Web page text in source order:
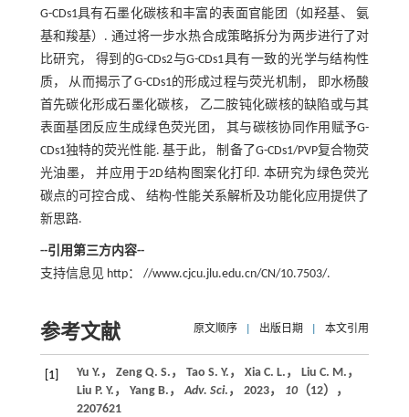
G-CDs1具有石墨化碳核和丰富的表面官能团（如羟基、 氨
基和羧基）. 通过将一步水热合成策略拆分为两步进行了对
比研究， 得到的G-CDs2与G-CDs1具有一致的光学与结构性
质， 从而揭示了G-CDs1的形成过程与荧光机制， 即水杨酸
首先碳化形成石墨化碳核， 乙二胺钝化碳核的缺陷或与其
表面基团反应生成绿色荧光团， 其与碳核协同作用赋予G-
CDs1独特的荧光性能. 基于此， 制备了G-CDs1/PVP复合物荧
光油墨， 并应用于2D结构图案化打印. 本研究为绿色荧光
碳点的可控合成、 结构-性能关系解析及功能化应用提供了
新思路.
--引用第三方内容--
支持信息见 http： //www.cjcu.jlu.edu.cn/CN/10.7503/.
参考文献 原文顺序 出版日期 本文引用
[1]
Yu Y.， Zeng Q. S.， Tao S. Y.， Xia C. L.， Liu C. M.，
Liu P. Y.， Yang B.，Adv. Sci.， 2023， 10（12），
2207621